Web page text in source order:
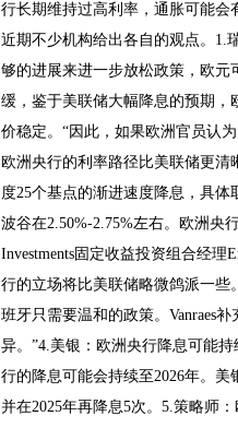
行长期维持过高利率，通胀可能会
近期不少机构给出各自的观点。1.
够的进展来进一步放松政策，欧元
缓，鉴于美联储大幅降息的预期
价稳定。“因此，如果欧洲官员认
欧洲央行的利率路径比美联储更清
度25个基点的渐进速度降息，具
波谷在2.50%-2.75%左右。欧洲央
Investments固定收益投资组合经
行的立场将比美联储略微鸽派一些
班牙只需要温和的政策。Vanraes
异。”4.美银：欧洲央行降息可能
行的降息可能会持续至2026年。
并在2025年再降息5次。5.策略师